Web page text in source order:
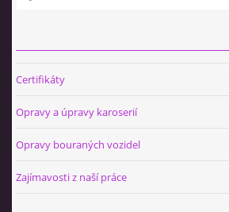
Certifikáty
Opravy a úpravy karoserií
Opravy bouraných vozidel
Zajímavosti z naší práce